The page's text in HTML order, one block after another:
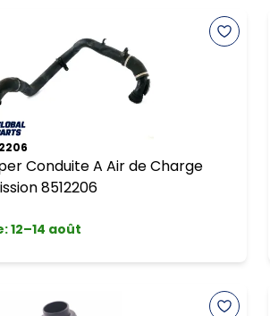
Conduite A Air de Charge
8512206
:12–14 août